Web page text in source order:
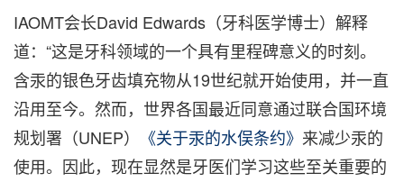
IAOMT会长David Edwards（牙科医学博士）解释
道：“这是牙科领域的一个具有里程碑意义的时刻。
含汞的银色牙齿填充物从19世纪就开始使用，并一直
沿用至今。然而，世界各国最近同意通过联合国环境
规划署（UNEP）
《关于汞的水俣条约》 来减少汞的
使用。因此，现在显然是牙医们学习这些至关重要的